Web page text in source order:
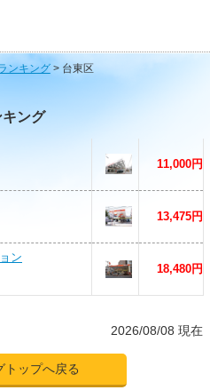
ンキング> 台東区
ング
11,000円
13,475円
ン
18,480円
2026/08/08 現在
トップへ戻る